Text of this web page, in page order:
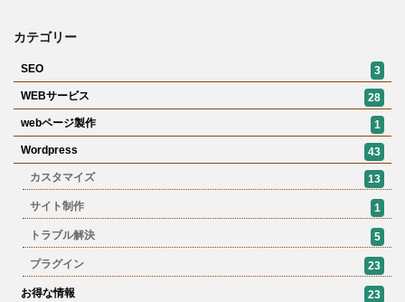
カテゴリー
SEO
3
WEBサービス
28
webページ製作
1
Wordpress
43
カスタマイズ
13
サイト制作 1
トラブル解決 5
プラグイン 23
お得な情報
23